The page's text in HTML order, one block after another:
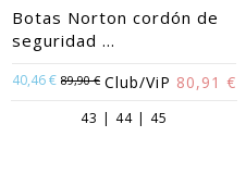
Botas Norton cordón de
seguridad ...
40,46 € 89,90 € Club/ViP 80,91 €
43 | 44 | 45